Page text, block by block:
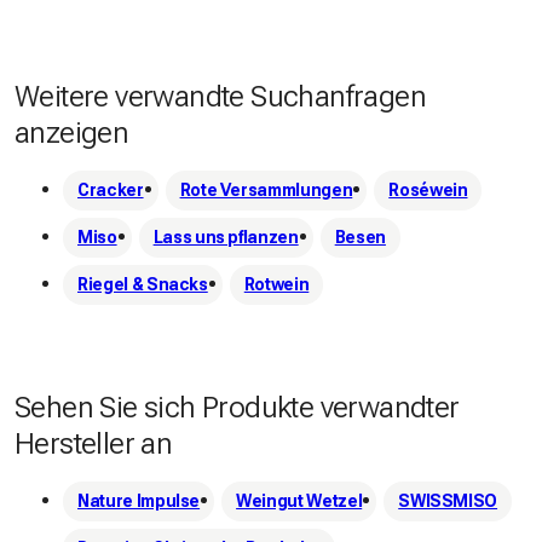
Weitere verwandte Suchanfragen
anzeigen
Cracker Rote Versammlungen Roséwein
Miso Lass uns pflanzen Besen
Riegel & Snacks Rotwein
Sehen Sie sich Produkte verwandter
Hersteller an
Nature Impulse Weingut Wetzel SWISSMISO